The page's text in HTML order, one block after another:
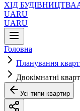
ХІД БУДІВНИЦТВА
UARU
UARU
Головна
Планування
Двокімнатні
Усі типи квартир